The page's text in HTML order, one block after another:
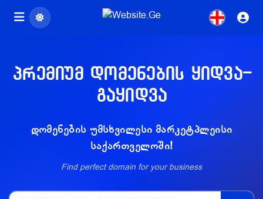
პრემიუმ დომენების ყიდვა-
გაყიდვა
დომენების უმსხვილესი მარკეტპლეისი
საქართველოში!
Find perfect domain for your business